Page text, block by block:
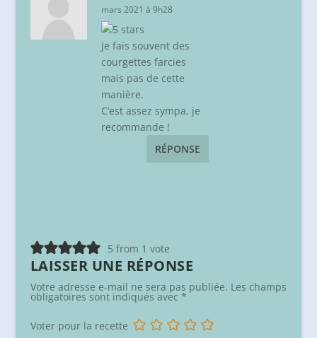
mars 2021 à 9h28
Je fais souvent des
courgettes farcies
mais pas de cette
manière.
C’est assez sympa, je
recommande !
RÉPONSE
5 from 1 vote
LAISSER UNE RÉPONSE
Votre adresse e-mail ne sera pas publiée. Les champs
obligatoires sont indiqués avec *
Voter pour la recette